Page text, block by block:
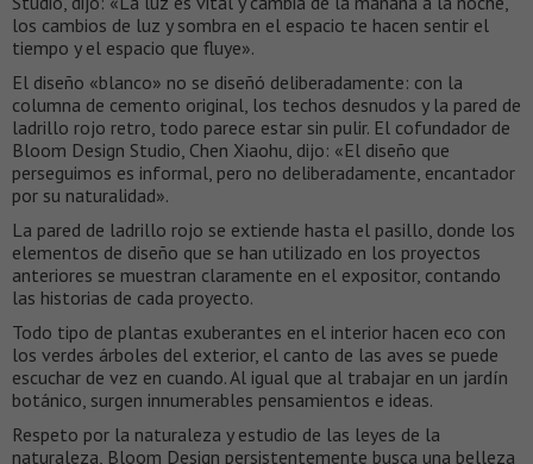
los cambios de luz y sombra en el espacio te hacen sentir el
tiempo y el espacio que fluye».
El diseño «blanco» no se diseñó deliberadamente: con la
columna de cemento original, los techos desnudos y la pared de
ladrillo rojo retro, todo parece estar sin pulir. El cofundador de
Bloom Design Studio, Chen Xiaohu, dijo: «El diseño que
perseguimos es informal, pero no deliberadamente, encantador
por su naturalidad».
La pared de ladrillo rojo se extiende hasta el pasillo, donde los
elementos de diseño que se han utilizado en los proyectos
anteriores se muestran claramente en el expositor, contando
las historias de cada proyecto.
Todo tipo de plantas exuberantes en el interior hacen eco con
los verdes árboles del exterior, el canto de las aves se puede
escuchar de vez en cuando. Al igual que al trabajar en un jardín
botánico, surgen innumerables pensamientos e ideas.
Respeto por la naturaleza y estudio de las leyes de la
naturaleza, Bloom Design persistentemente busca una belleza